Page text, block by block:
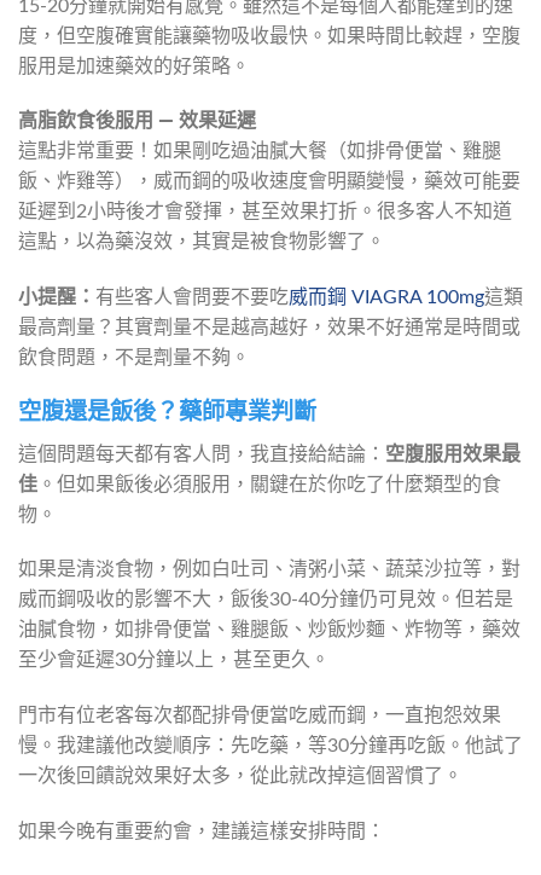
15-20分鐘就開始有感覺。雖然這不是每個人都能達到的速
度，但空腹確實能讓藥物吸收最快。如果時間比較趕，空腹
服用是加速藥效的好策略。
高脂飲食後服用 — 效果延遲
這點非常重要！如果剛吃過油膩大餐（如排骨便當、雞腿
飯、炸雞等），威而鋼的吸收速度會明顯變慢，藥效可能要
延遲到2小時後才會發揮，甚至效果打折。很多客人不知道
這點，以為藥沒效，其實是被食物影響了。
小提醒： 有些客人會問要不要吃威而鋼 VIAGRA 100mg這類
最高劑量？其實劑量不是越高越好，效果不好通常是時間或
飲食問題，不是劑量不夠。
空腹還是飯後？藥師專業判斷
這個問題每天都有客人問，我直接給結論： 空腹服用效果最
佳 。但如果飯後必須服用，關鍵在於你吃了什麼類型的食
物。
如果是清淡食物，例如白吐司、清粥小菜、蔬菜沙拉等，對
威而鋼吸收的影響不大，飯後30-40分鐘仍可見效。但若是
油膩食物，如排骨便當、雞腿飯、炒飯炒麵、炸物等，藥效
至少會延遲30分鐘以上，甚至更久。
門市有位老客每次都配排骨便當吃威而鋼，一直抱怨效果
慢。我建議他改變順序：先吃藥，等30分鐘再吃飯。他試了
一次後回饋說效果好太多，從此就改掉這個習慣了。
如果今晚有重要約會，建議這樣安排時間：